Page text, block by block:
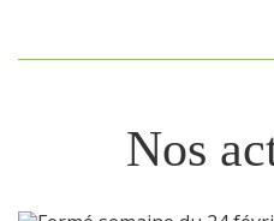
Nos